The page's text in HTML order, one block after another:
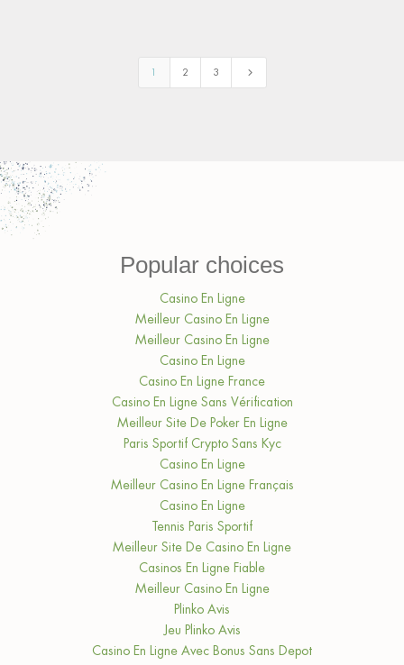
1 2 3 5
Popular choices
Casino En Ligne
Meilleur Casino En Ligne
Meilleur Casino En Ligne
Casino En Ligne
Casino En Ligne France
Casino En Ligne Sans Vérification
Meilleur Site De Poker En Ligne
Paris Sportif Crypto Sans Kyc
Casino En Ligne
Meilleur Casino En Ligne Français
Casino En Ligne
Tennis Paris Sportif
Meilleur Site De Casino En Ligne
Casinos En Ligne Fiable
Meilleur Casino En Ligne
Plinko Avis
Jeu Plinko Avis
Casino En Ligne Avec Bonus Sans Depot